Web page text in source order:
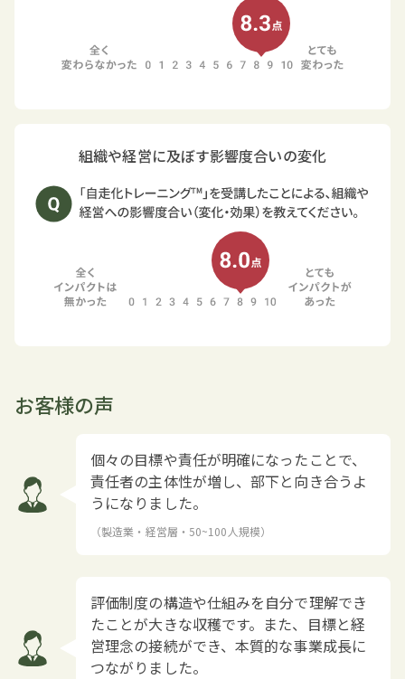
組織や経営に及ぼす影響度合いの変化
お客様の声
個々の目標や責任が明確になったことで、
責任者の主体性が増し、部下と向き合うよ
うになりました。
（製造業・経営層・50~100人規模）
評価制度の構造や仕組みを自分で理解でき
たことが大きな収穫です。また、目標と経
営理念の接続ができ、本質的な事業成長に
つながりました。